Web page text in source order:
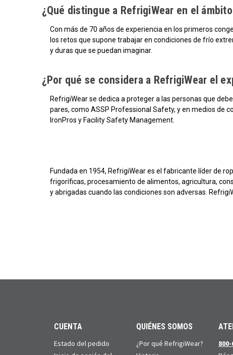
¿Qué distingue a RefrigiWear en el
Con más de 70 años de experiencia en los primeros
los retos que supone trabajar en condiciones de frío
y duras que se puedan imaginar.
¿Por qué se considera a RefrigiWear el
RefrigiWear se dedica a proteger a las personas que
pares, como ASSP Professional Safety, y en medios de
IronPros y Facility Safety Management.
Fundada en 1954, RefrigiWear es el fabricante líder de
frigoríficas, procesamiento de alimentos, agricultura,
y abrigadas cuando las condiciones son adversas.
CUENTA
Estado del pedido
QUIÉNES SOMOS
¿Por qué RefrigiWear?